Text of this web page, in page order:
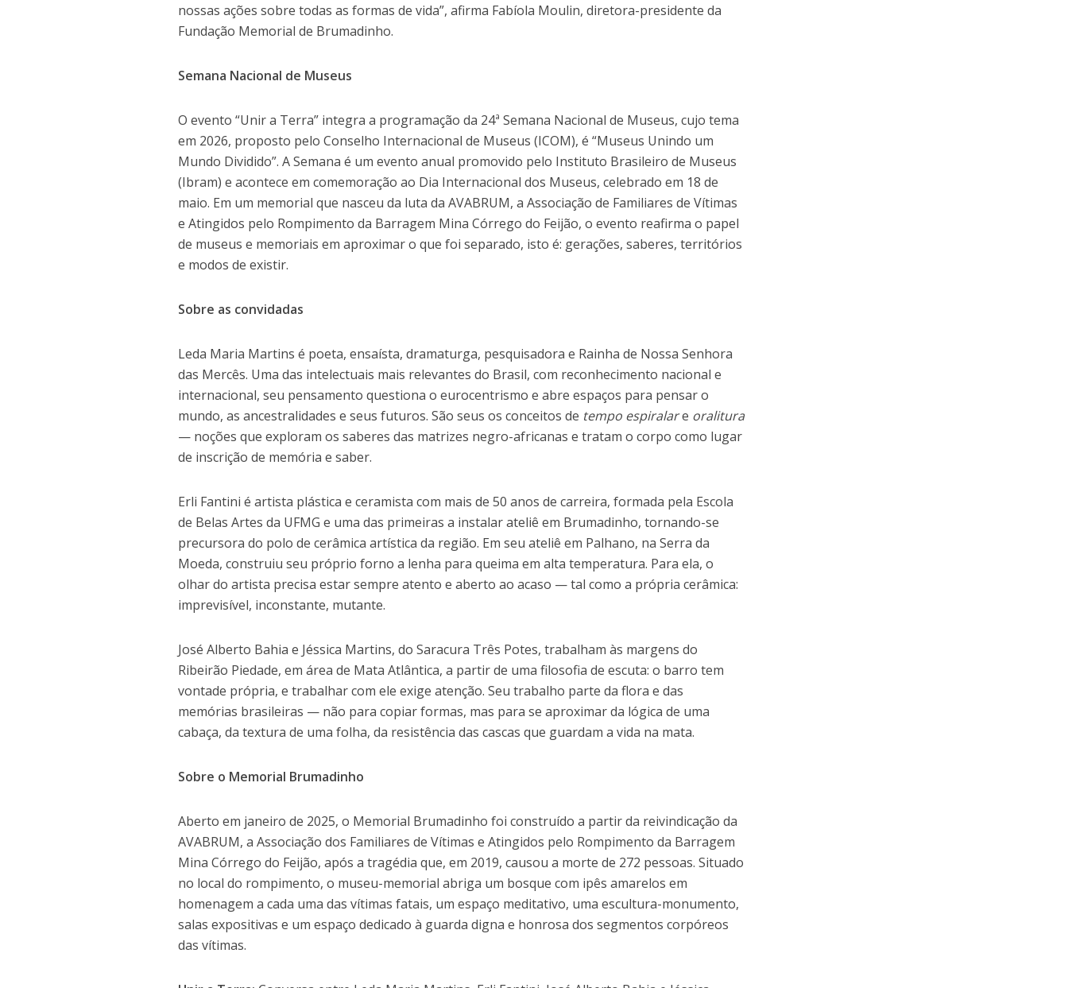
nossas ações sobre todas as formas de vida”, afirma Fabíola Moulin, diretora-presidente da
Fundação Memorial de Brumadinho.
Semana Nacional de Museus
O evento “Unir a Terra” integra a programação da 24ª Semana Nacional de Museus, cujo tema
em 2026, proposto pelo Conselho Internacional de Museus (ICOM), é “Museus Unindo um
Mundo Dividido”. A Semana é um evento anual promovido pelo Instituto Brasileiro de Museus
(Ibram) e acontece em comemoração ao Dia Internacional dos Museus, celebrado em 18 de
maio. Em um memorial que nasceu da luta da AVABRUM, a Associação de Familiares de Vítimas
e Atingidos pelo Rompimento da Barragem Mina Córrego do Feijão, o evento reafirma o papel
de museus e memoriais em aproximar o que foi separado, isto é: gerações, saberes, territórios
e modos de existir.
Sobre as convidadas
Leda Maria Martins é poeta, ensaísta, dramaturga, pesquisadora e Rainha de Nossa Senhora
das Mercês. Uma das intelectuais mais relevantes do Brasil, com reconhecimento nacional e
internacional, seu pensamento questiona o eurocentrismo e abre espaços para pensar o
mundo, as ancestralidades e seus futuros. São seus os conceitos de tempo espiralare oralitura
— noções que exploram os saberes das matrizes negro-africanas e tratam o corpo como lugar
de inscrição de memória e saber.
Erli Fantini é artista plástica e ceramista com mais de 50 anos de carreira, formada pela Escola
de Belas Artes da UFMG e uma das primeiras a instalar ateliê em Brumadinho, tornando-se
precursora do polo de cerâmica artística da região. Em seu ateliê em Palhano, na Serra da
Moeda, construiu seu próprio forno a lenha para queima em alta temperatura. Para ela, o
olhar do artista precisa estar sempre atento e aberto ao acaso — tal como a própria cerâmica:
imprevisível, inconstante, mutante.
José Alberto Bahia e Jéssica Martins, do Saracura Três Potes, trabalham às margens do
Ribeirão Piedade, em área de Mata Atlântica, a partir de uma filosofia de escuta: o barro tem
vontade própria, e trabalhar com ele exige atenção. Seu trabalho parte da flora e das
memórias brasileiras — não para copiar formas, mas para se aproximar da lógica de uma
cabaça, da textura de uma folha, da resistência das cascas que guardam a vida na mata.
Sobre o Memorial Brumadinho
Aberto em janeiro de 2025, o Memorial Brumadinho foi construído a partir da reivindicação da
AVABRUM, a Associação dos Familiares de Vítimas e Atingidos pelo Rompimento da Barragem
Mina Córrego do Feijão, após a tragédia que, em 2019, causou a morte de 272 pessoas. Situado
no local do rompimento, o museu-memorial abriga um bosque com ipês amarelos em
homenagem a cada uma das vítimas fatais, um espaço meditativo, uma escultura-monumento,
salas expositivas e um espaço dedicado à guarda digna e honrosa dos segmentos corpóreos
das vítimas.